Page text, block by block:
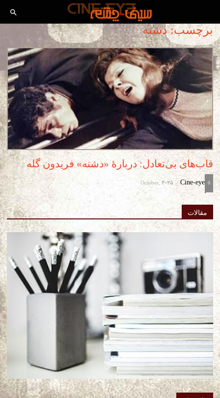
برچسب: دشنه
قاب‌های بی‌تعادل: دربارۀ «دشنه» فریدون گله
Cine-eye
-
October, 2025 0
مقالات